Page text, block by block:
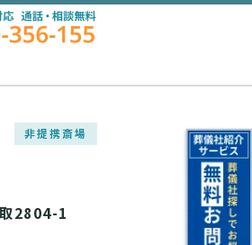
非提携斎場
2804-1